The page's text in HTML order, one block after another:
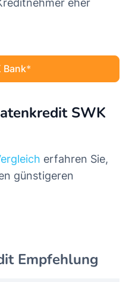
eher
Bank
SWK
erfahren Sie,
günstigeren
Empfehlung